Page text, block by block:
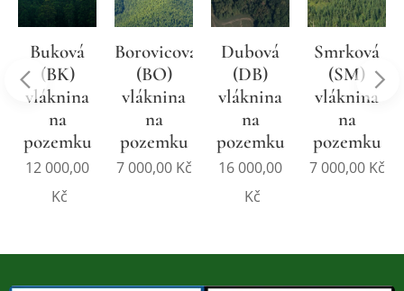
Buková
(BK)
vláknina
na
pozemku
12 000,00
Kč
Borovicová
(BO)
vláknina
na
pozemku
7 000,00Kč
Dubová
(DB)
vláknina
na
pozemku
16 000,00
Kč
Smrková
(SM)
vláknina
na
pozemku
7 000,00Kč